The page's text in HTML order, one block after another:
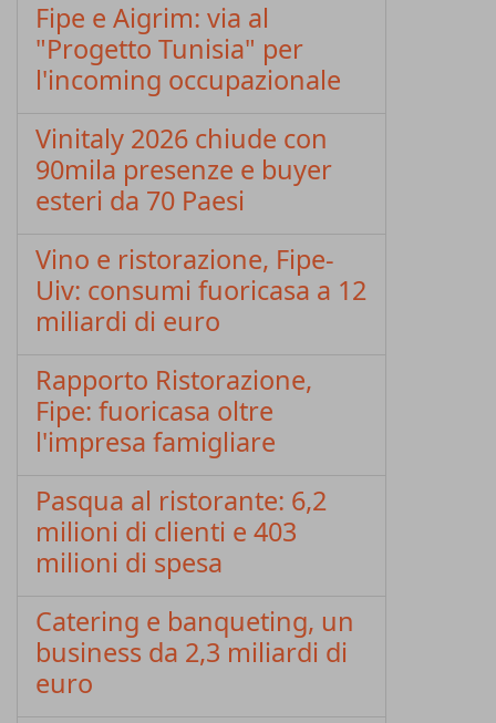
Fipe e Aigrim: via al
"Progetto Tunisia" per
l'incoming occupazionale
Vinitaly 2026 chiude con
90mila presenze e buyer
esteri da 70 Paesi
Vino e ristorazione, Fipe-
Uiv: consumi fuoricasa a 12
miliardi di euro
Rapporto Ristorazione,
Fipe: fuoricasa oltre
l'impresa famigliare
Pasqua al ristorante: 6,2
milioni di clienti e 403
milioni di spesa
Catering e banqueting, un
business da 2,3 miliardi di
euro